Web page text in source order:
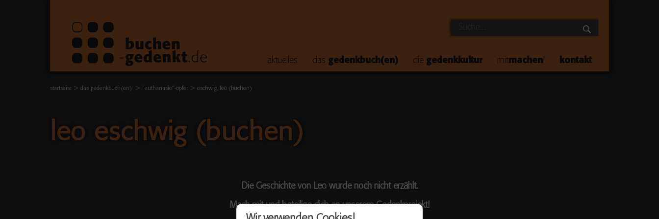
aktuelles das gedenkbuch(en) die gedenkkultur mitmachen! kontakt
startseite das gedenkbuch(en) "euthanasie"-opfer eschwig, leo (buchen)
leo eschwig (buchen)
Die Geschichte von Leo wurde noch nicht erzählt.
Mach mit und beteilige dich an unserem Gedenkprojekt!